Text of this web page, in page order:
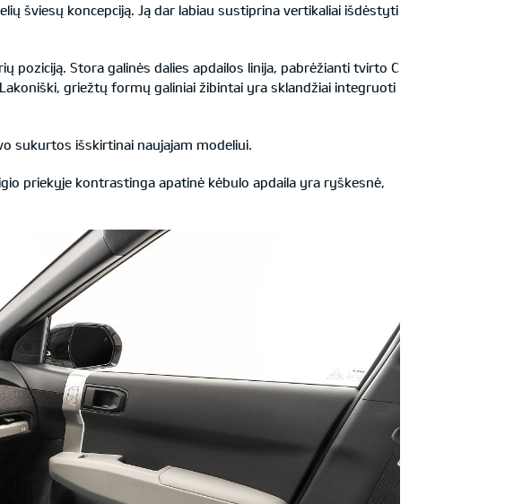
šviesų koncepciją. Ją dar labiau sustiprina vertikaliai išdėstyti
poziciją. Stora galinės dalies apdailos linija, pabrėžianti tvirto C
griežtų formų galiniai žibintai yra sklandžiai integruoti
sukurtos išskirtinai naujajam modeliui.
priekyje kontrastinga apatinė kėbulo apdaila yra ryškesnė,